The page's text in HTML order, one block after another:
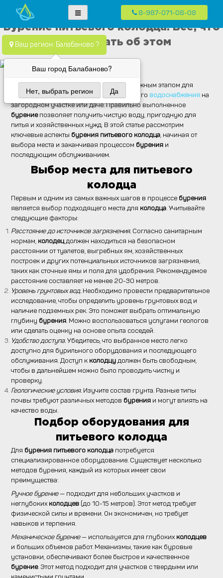
to
content
канализация.
систем водоснабжения, канализации и отопления в частных домах в
Москве и Московской области
Ваш регион: Балабаново ?
Ваш город Балабаново?
Нет, выбрать регион Да
8-987-071-08-08
Бурение питьевого колодца. Всё, что
нужно знать об этом
Бурение питьевого колодцаявляется важным этапом для
обеспечения качественного и безопасного водоснабжения на
загородном участке или даче. Правильно выполненное
бурениепозволяет получить чистую воду, пригодную для
питья и хозяйственных нужд. В этой статье рассмотрим
ключевые аспекты бурения питьевого колодца , начиная от
выбора места и заканчивая процессом бурения и
последующим обслуживанием.
Выбор места для питьевого
колодца
Первым и одним из самых важных шагов в процессе бурения
является выбор подходящего места для колодца . Учитывайте
следующие факторы:
Расстояние до источников загрязнения. Согласно санитарным
нормам, колодецдолжен находиться на безопасном
расстоянии от туалетов, выгребных ям, хозяйственных
построек и других потенциальных источников загрязнения,
таких как сточные ямы и поля для удобрения. Рекомендуемое
расстояние составляет не менее 20-30 метров.
Уровень грунтовых вод. Необходимо провести предварительное
исследование, чтобы определить уровень грунтовых вод и
наличие подземных рек. Это поможет выбрать оптимальную
глубину бурения. Можно воспользоваться услугами геологов
или сделать оценку на основе опыта соседей.
Удобство доступа.Убедитесь, что выбранное место легко
доступно для бурильного оборудования и последующего
обслуживания. Доступ к колодцудолжен быть свободным,
чтобы в дальнейшем можно было проводить чистку и
проверку.
Геологические условия. Изучите состав грунта. Разные типы
почвы требуют различных методов бурения и могут влиять на
качество воды.
Подбор оборудования для
питьевого колодца
Для бурения питьевого колодца потребуется
специализированное оборудование. Существует несколько
методов бурения, каждый из которых имеет свои
преимущества:
Ручное бурение— подходит для небольших участков и
неглубоких колодцев (до 10-15 метров). Этот метод требует
физической силы и времени. Он экономичен, но требует
навыков и терпения.
Механическое бурение— используется для глубоких колодцев
и больших объемов работ. Механизмы, такие как буровые
установки, обеспечивают более быстрое и качественное
бурение. Этот метод подходит для участков с твердыми или
каменистыми грунтами.